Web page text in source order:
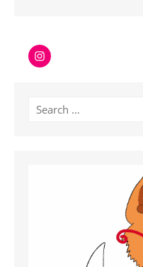
Instagram
Search